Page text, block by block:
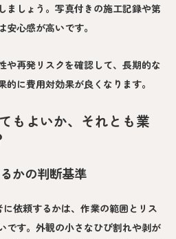
ましょう。写真付きの施工記録や第
心感が高いです。
や再発リスクを確認して、長期的な
に費用対効果が良くなります。
もよいか、それとも業
かの判断基準
依頼するかは、作業の範囲とリス
です。外観の小さなひび割れや剥が